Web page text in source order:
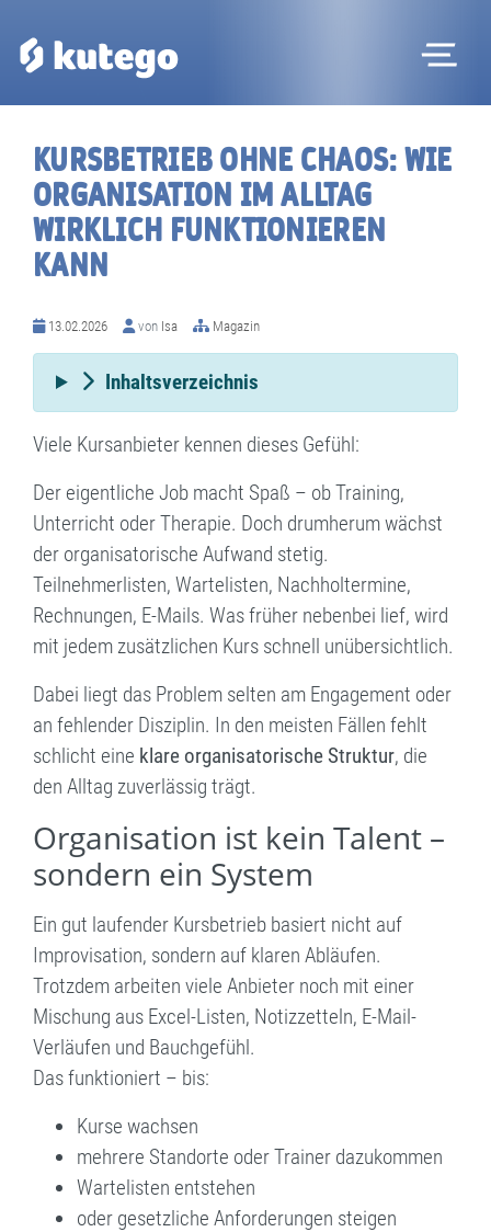
KURSBETRIEB OHNE CHAOS: WIE
ORGANISATION IM ALLTAG
WIRKLICH FUNKTIONIEREN
KANN
13.02.2026 von Isa Magazin
Inhaltsverzeichnis
Viele Kursanbieter kennen dieses Gefühl:
Der eigentliche Job macht Spaß – ob Training,
Unterricht oder Therapie. Doch drumherum wächst
der organisatorische Aufwand stetig.
Teilnehmerlisten, Wartelisten, Nachholtermine,
Rechnungen, E-Mails. Was früher nebenbei lief, wird
mit jedem zusätzlichen Kurs schnell unübersichtlich.
Dabei liegt das Problem selten am Engagement oder
an fehlender Disziplin. In den meisten Fällen fehlt
schlicht eine klare organisatorische Struktur, die
den Alltag zuverlässig trägt.
Organisation ist kein Talent –
sondern ein System
Ein gut laufender Kursbetrieb basiert nicht auf
Improvisation, sondern auf klaren Abläufen.
Trotzdem arbeiten viele Anbieter noch mit einer
Mischung aus Excel-Listen, Notizzetteln, E-Mail-
Verläufen und Bauchgefühl.
Das funktioniert – bis:
Kurse wachsen
mehrere Standorte oder Trainer dazukommen
Wartelisten entstehen
oder gesetzliche Anforderungen steigen